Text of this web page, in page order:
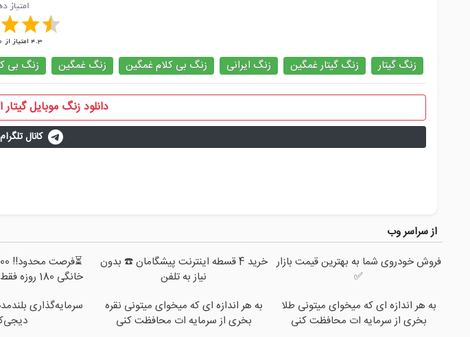
امتیاز
4.3 امتیاز از
زنگ گیتار زنگ گیتار غمگین زنگ ایرانی زنگ بی کلام غمگین زنگ غمگین زنگ بی
دانلود زنگ موبایل
کانال
از سراسر وب
فروش خودروی شما به بهترین قیمت بازار
✅
خرید 4 قسطه اینترنت پیشگامان ☎️ بدون
نیاز به تلفن
خانگی 180 روزه فقط 600 هزارتومان!!
به هر اندازه ای که میخوای میتونی طلا
بخری از سرمایه ات محافظت کنی
به هر اندازه ای که میخوای میتونی نقره
بخری از سرمایه ات محافظت کنی
سرمایه‌گذاری